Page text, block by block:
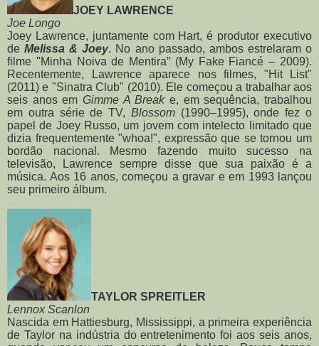
JOEY LAWRENCE
Joe Longo
Joey Lawrence, juntamente com Hart, é produtor executivo
deMelissa & Joey. No ano passado, ambos estrelaram o
filme "Minha Noiva de Mentira” (My Fake Fiancé – 2009).
Recentemente, Lawrence aparece nos filmes, "Hit List"
(2011) e "Sinatra Club" (2010). Ele começou a trabalhar aos
seis anos em Gimme A Breake, em sequência, trabalhou
em outra série de TV, Blossom(1990–1995), onde fez o
papel de Joey Russo, um jovem com intelecto limitado que
dizia frequentemente "whoa!", expressão que se tornou um
bordão nacional.
Mesmo fazendo muito sucesso na
televisão, Lawrence sempre disse que sua paixão é a
música. Aos 16 anos, começou a gravar e em 1993 lançou
seu primeiro álbum.
TAYLOR SPREITLER
Lennox Scanlon
Nascida em Hattiesburg, Mississippi, a primeira experiência
de Taylor na indústria do entretenimento foi aos seis anos,